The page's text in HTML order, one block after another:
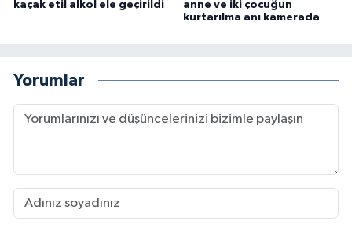
kaçak etil alkol ele geçirildi
anne ve iki çocuğun
kurtarılma anı kamerada
Yorumlar